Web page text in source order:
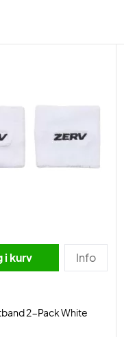
i kurv Info
2-Pack White